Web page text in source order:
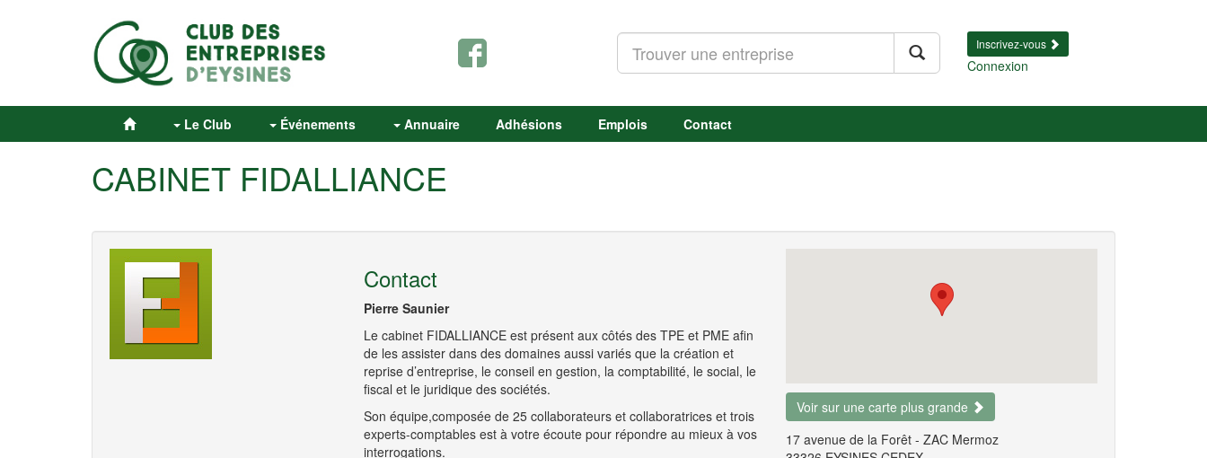
Inscrivez-vous
Connexion
Le Club Événements Annuaire Adhésions Emplois Contact
CABINET FIDALLIANCE
Contact
Pierre Saunier
Le cabinet FIDALLIANCE est présent aux côtés des TPE et PME afin
de les assister dans des domaines aussi variés que la création et
reprise d’entreprise, le conseil en gestion, la comptabilité, le social, le
fiscal et le juridique des sociétés.
Son équipe,composée de 25 collaborateurs et collaboratrices et trois
experts-comptables est à votre écoute pour répondre au mieux à vos
interrogations.
Voir sur une carte plus grande
17 avenue de la Forêt - ZAC Mermoz